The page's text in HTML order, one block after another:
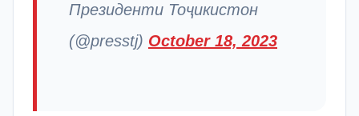
Президенти Тоҷикистон
(@presstj) October 18, 2023